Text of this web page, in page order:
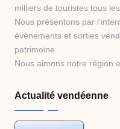
milliers de touristes tous
Nous présentons par
évènements et sorties
patrimoine.
Nous aimons notre région
Actualité vendéenne